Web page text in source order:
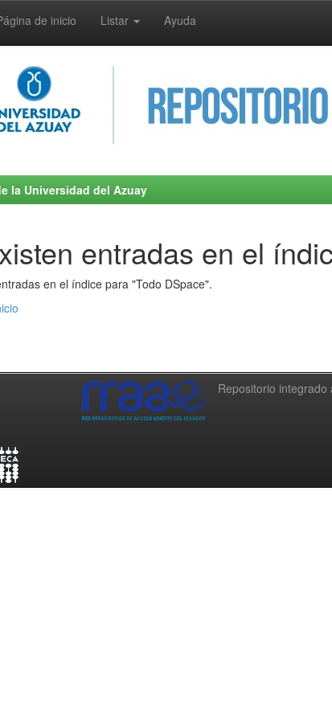
de inicio Listar Ayuda
la Universidad del Azuay
entradas en el
en el índice para "Todo DSpace".
Repositorio